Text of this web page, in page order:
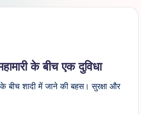
के बीच एक दुविधा
के बीच शादी में जाने की बहस। सुरक्षा और